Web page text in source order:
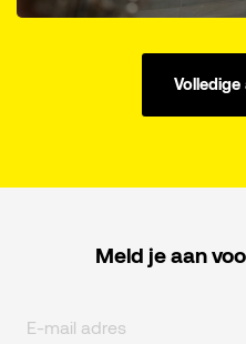
Volledige
Meld je aan